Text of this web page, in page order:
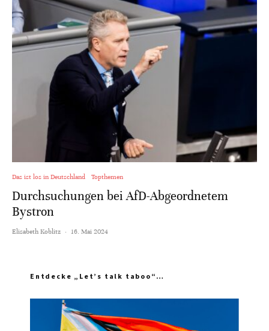
Das ist los in Deutschland Topthemen
Durchsuchungen bei AfD-Abgeordnetem
Bystron
Elisabeth Koblitz · 16. Mai 2024
Entdecke „Let’s talk taboo“…